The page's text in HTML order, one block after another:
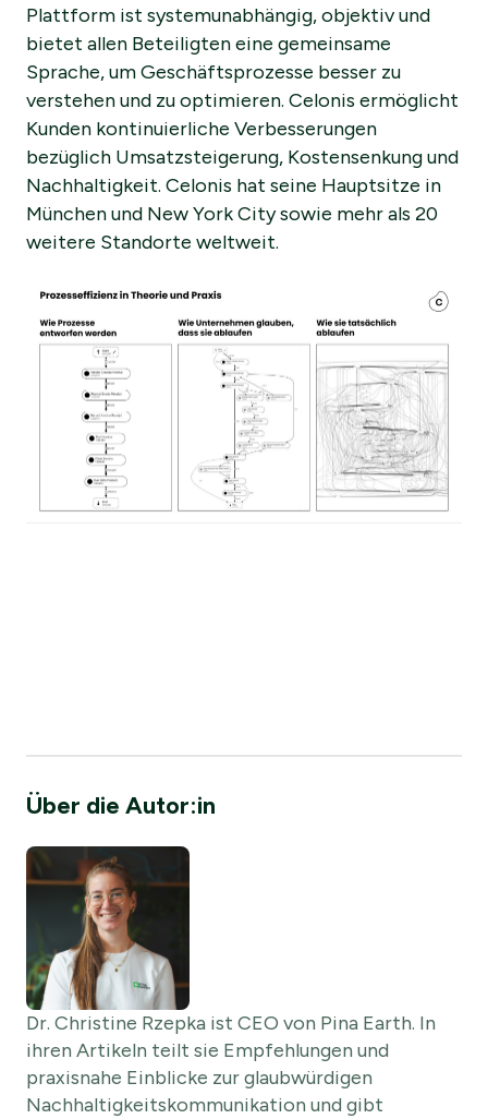
Plattform ist systemunabhängig, objektiv und
bietet allen Beteiligten eine gemeinsame
Sprache, um Geschäftsprozesse besser zu
verstehen und zu optimieren. Celonis ermöglicht
Kunden kontinuierliche Verbesserungen
bezüglich Umsatzsteigerung, Kostensenkung und
Nachhaltigkeit. Celonis hat seine Hauptsitze in
München und New York City sowie mehr als 20
weitere Standorte weltweit.
Über die Autor:in
Dr. Christine Rzepka ist CEO von Pina Earth. In
ihren Artikeln teilt sie Empfehlungen und
praxisnahe Einblicke zur glaubwürdigen
Nachhaltigkeitskommunikation und gibt